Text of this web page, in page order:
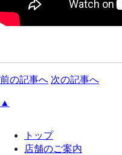
前の記事へ 次の記事へ
▲
トップ
店舗のご案内